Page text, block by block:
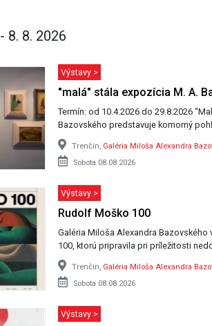
- 8. 8. 2026
Výstavy >
"malá" stála expozícia M. A.
Termín: od 10.4.2026 do 29.8.2026 "Malá" stála expozícia Miloša Alexandra
Bazovského predstavuje komorný
Trenčín, Galéria Miloša Alexandra
Sobota 08.08.2026
Výstavy >
Rudolf Moško 100
Galéria Miloša Alexandra
100, ktorú pripravila pri príležitosti
Trenčín, Galéria Miloša Alexandra
Sobota 08.08.2026
Výstavy >